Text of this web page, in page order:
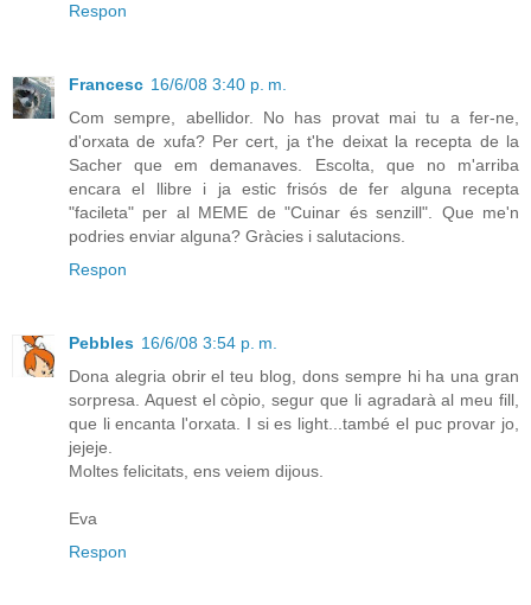
Respon
Francesc 16/6/08 3:40 p. m.
Com sempre, abellidor. No has provat mai tu a fer-ne,
d'orxata de xufa? Per cert, ja t'he deixat la recepta de la
Sacher que em demanaves. Escolta, que no m'arriba
encara el llibre i ja estic frisós de fer alguna recepta
"facileta" per al MEME de "Cuinar és senzill". Que me'n
podries enviar alguna? Gràcies i salutacions.
Respon
Pebbles 16/6/08 3:54 p. m.
Dona alegria obrir el teu blog, dons sempre hi ha una gran
sorpresa. Aquest el còpio, segur que li agradarà al meu fill,
que li encanta l'orxata. I si es light...també el puc provar jo,
jejeje.
Moltes felicitats, ens veiem dijous.
Eva
Respon